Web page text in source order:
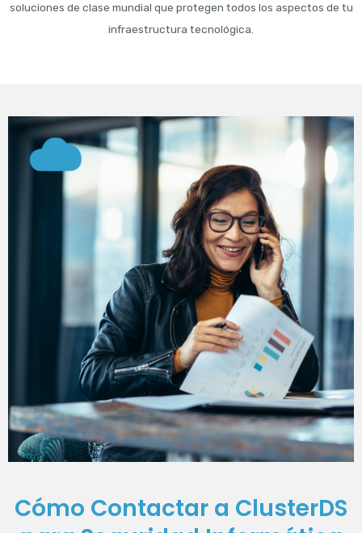
soluciones de clase mundial que protegen todos los aspectos de tu
infraestructura tecnológica.
Cómo Contactar a ClusterDS